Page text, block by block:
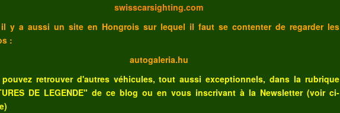
swisscarsighting.com
y a aussi un site en Hongrois sur lequel il faut se contenter de regarder les
:
autogaleria.hu
pouvez retrouver d'autres véhicules, tout aussi exceptionnels, dans la rubrique
DE LEGENDE" de ce blog ou en vous inscrivant à la Newsletter (voir ci-